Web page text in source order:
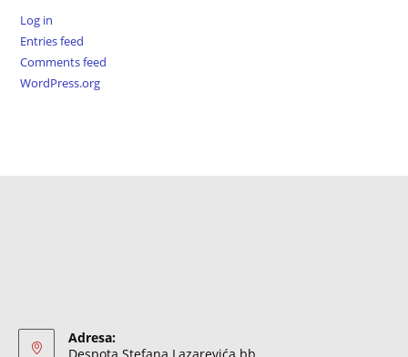
Log in
Entries feed
Comments feed
WordPress.org
Adresa: